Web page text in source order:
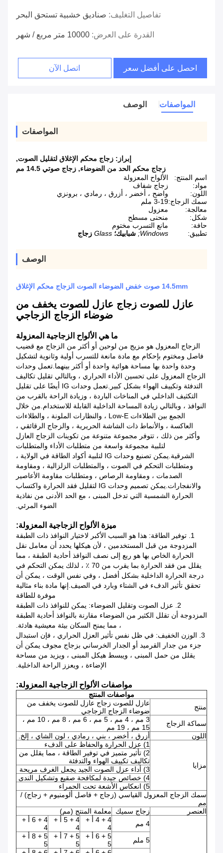
تفاصيل التغليف: صناديق خشبية تستحق البحر
القدرة على العرض: 10000 متر مربع / شهر
احصل على أفضل سعر اتصل الآن
المواصفات الوصف
المواصفات
إبراز: زجاج محكم الإغلاق لتقليل الصوت,
زجاج محكم الحد من الضوضاء, زجاج صوتي 14.5 مم
اسم المنتج:
الألواح المعزولة
مواد:
زجاج شفاف
اللون:
واضح ، أخضر ، أزرق ، رمادي ، برونزي
سمك الزجاج:3-19 ملم
معالجة:
معزول
شكل:
منحنى مسطح
حافة:
مانع التسرب مختوم
تطبيق:
Windows; شبابيك؛ Glass زجاج
الوصف
14.5mm صوت خفض الضوضاء الصوت الزجاج محكم الإغلاق
عازل للصوت زجاج عازل للصوت يخفف من
ضوضاء الزجاج الزجاجي
ما هي الألواح الزجاجية المعزولة
الزجاج المعزول هو مزيج من لوحين أو أكثر من الزجاج مع قضيب
فاصل ومختوم بإحكام مع مادة مانعة للتسرب أولية وثانوية لتشكيل
وحدة واحدة بها مساحة هوائية واحدة أو أكثر بينهما.تعمل وحدات
الزجاج المعزول على تحسين الأداء الحراري ، وبالتالي تقليل تكاليف
التدفئة وتكييف الهواء بشكل كبير.تعمل وحدات IG أيضًا على تقليل
التكثيف الداخلي في المناخات الباردة ، وزيادة الراحة بالقرب من
النوافذ ، وبالتالي زيادة المساحة الداخلية القابلة للاستخدام.من خلال
الجمع بين الطلاءات Low-E ، والنظارات الملونة ، والطلاءات
العاكسة ، والأنماط ذات الشاشة الحريرية ، والزجاج الرقائقي ،
وأكثر من ذلك ، تتوفر مجموعة متنوعة من تكوينات الزجاج العازل
لتلبية مجموعة واسعة من متطلبات الأداء والمتطلبات
الشرقية.يمكن تصنيع وحدات IG لتلبية أكواد الطاقة في الولاية ،
ومتطلبات التحكم في الصوت ، والمتطلبات الزلزالية ، ومقاومة
الصدمات ، ومقاومة الرصاص ، ومتطلبات مقاومة الأعاصير
والانفجارات.يمكن تصميم وحدات IG لتقليل فقد الحرارة واكتساب
الحرارة الشمسية التي تدخل المبنى ، مع الحد الأدنى من نفاذية
الضوء المرئي.
ميزة الألواح الزجاجية المعزولة:
1. توفير الطاقة: هذا هو السبب الأكبر لاختيار النوافذ ذات الطبقة
المزدوجة من قبل المستخدمين ، لأن هيكلها يحدد أن معامل نقل
الحرارة الخاص بها هو ربع إلى نصف النوافذ أحادية الطبقة ، مما
يقلل من فقد الحرارة بما يقرب من 70 ٪ ، لذلك يمكن التحكم في
درجة الحرارة الداخلية بشكل أفضل ، وفي نفس الوقت ، يمكن أن
تحقق تأثير الدفء في الشتاء وبارد في الصيف.إنها مادة بناء مثالية
موفرة للطاقة
2. عزل الصوت وتقليل الضوضاء: يمكن للنوافذ ذات الطبقة
المزدوجة أن تقلل الكثير من الضوضاء مقارنة بالنوافذ أحادية الطبقة
، مما يمنح السكان بيئة معيشية هادئة.
3. الوزن الخفيف: في ظل نفس تأثير العزل الحراري ، فإن استبدال
جزء من جدار القرميد أو الجدار الخرساني بزجاج مجوف يمكن أن
يقلل من حمل المبنى ، ويبسط هيكل المبنى ، ويزيد من مساحة
الإضاءة ، ويعزز الراحة الداخلية.
مواصفات الألواح الزجاجية المعزولة:
مواصفات المنتج
منتج
عازل للصوت زجاج عازل للصوت يخفف من
ضوضاء الزجاج الزجاجي
سماكة الزجاج
3 مم ، 4 مم ، 5 مم ، 6 مم ، 8 مم ، 10 مم ،
15 مم ، 19 مم
اللون
أزرق ، أخضر ، بني ، رمادي ، لون الشاي ، إلخ.
مزايا
1) عزل الحرارة والحفاظ على الدفء
2) تأثير متميز في توفير الطاقة ، مما يقلل من
تكاليف تكييف الهواء والتدفئة
3) أداء عزل الصوت الجيد يجعل الغرف مريحة
4) خصائص جيدة لمكافحة صقيع وتشكيل الندى
5) انعكاس الأشعة تحت الحمراء
سمك الزجاج المعزول القياسي (زجاج + فاصل ألومنيوم + زجاج) /
مم
العنصر
زجاج سميك
معلمة المنتج (مم)
4 مم
4 + 4 أ +
4
4 + 5 أ +
4
4 + 6 أ +
4
5 ملم
5 + 6 أ +
5
5 + 7 أ +
5
5 + 8 أ +
5